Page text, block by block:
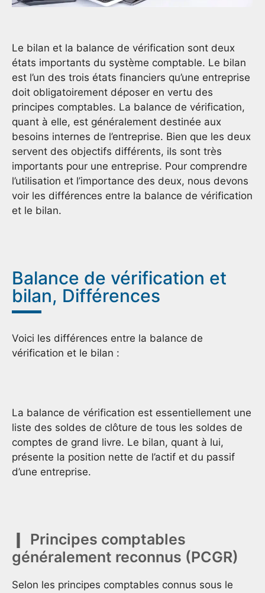
Le bilan et la balance de vérification sont deux
états importants du système comptable. Le bilan
est l’un des trois états financiers qu’une entreprise
doit obligatoirement déposer en vertu des
principes comptables. La balance de vérification,
quant à elle, est généralement destinée aux
besoins internes de l’entreprise. Bien que les deux
servent des objectifs différents, ils sont très
importants pour une entreprise. Pour comprendre
l’utilisation et l’importance des deux, nous devons
voir les différences entre la balance de vérification
et le bilan.
Balance de vérification et
bilan, Différences
Voici les différences entre la balance de
vérification et le bilan :
La balance de vérification est essentiellement une
liste des soldes de clôture de tous les soldes de
comptes de grand livre. Le bilan, quant à lui,
présente la position nette de l’actif et du passif
d’une entreprise.
Principes comptables
généralement reconnus (PCGR)
Selon les principes comptables connus sous le